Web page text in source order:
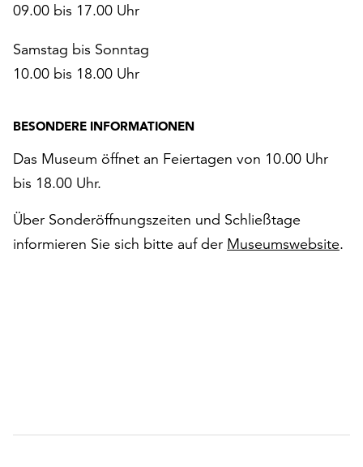
09.00 bis 17.00 Uhr
Samstag bis Sonntag
10.00 bis 18.00 Uhr
BESONDERE INFORMATIONEN
Das Museum öffnet an Feiertagen von 10.00 Uhr
bis 18.00 Uhr.
Über Sonderöffnungszeiten und Schließtage
informieren Sie sich bitte auf der Museumswebsite.